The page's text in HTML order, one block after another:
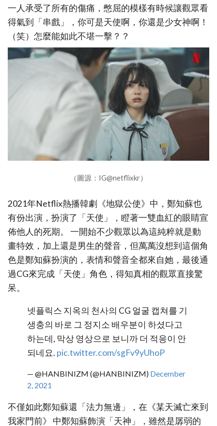
一人承受了所有的傷痛，憋屈的模樣有時候讓觀眾看
得氣到「串戲」，你可是天使啊，你還是少女神啊！
（笑）怎麼能如此不堪一擊？？
（圖源：IG@netflixkr）
2021年Netflix熱播韓劇《地獄公使》中，鄭知蘇也
有份出演，扮演了「天使」，瞪著一雙血紅的眼睛宣
佈他人的死期。 一開始不少觀眾以為這純粹就是動
畫特效，加上還是男生的聲音，但萬萬沒想到這個角
色是鄭知蘇扮演的，表情和聲音全都來自她，最後通
過CG來完成「天使」角色，得知真相的觀眾直接驚
呆。
넷플릭스 지옥의 천사의 CG 얼굴 캡쳐를 기
생충의 바로 그 정지소 배우분이 하셨다고
하는데, 막상 영상으로 보니까 더 적응이 안
되네요. pic.twitter.com/sgFv9yUhoP
— @HANBINIZM (@HANBINIZM) December
2, 2021
不僅如此鄭知蘇還「法力無邊」，在《某天滅亡來到
我家門前》 中鄭知蘇飾演「天神」，雖然是孱弱的